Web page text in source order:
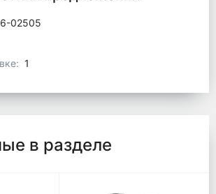
02505
1
в разделе